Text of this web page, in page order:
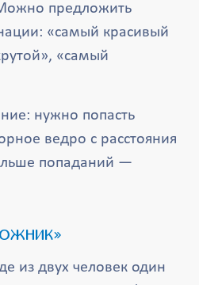
предложить
«самый красивый
«самый
нужно попасть
ведро с расстояния
попаданий —
из двух человек один